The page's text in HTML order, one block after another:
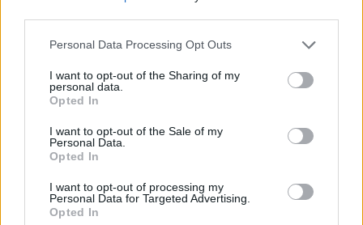
Please note that this website/app uses one or more Google
not limited to your visit or usage behaviour. You may click to
grant or deny consent to Google and its third-party tags to
use your data for below specified purposes in below Google
consent section.
Personal Data Processing Opt Outs
I want to opt-out of the Sharing of my
personal data.
Opted In
I want to opt-out of the Sale of my
Personal Data.
Opted In
I want to opt-out of processing my
Personal Data for Targeted Advertising.
Opted In
Ιωάννα Τούνη και Δημήτρης Αλεξάνδρου για
κάμπινγκ στη λίμνη Τσιβλού με τον γιο τους –
Δείτε βίντεο